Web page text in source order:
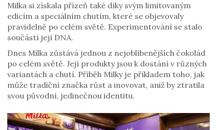
Milka si získala přízeň také díky svým limitovaným
edicím a speciálním chutím, které se objevovaly
pravidelně po celém světě. Experimentování se stalo
součástí její DNA.
Dnes Milka zůstává jednou z nejoblíbenějších čokolád
po celém světě. Její produkty jsou k dostání v různých
variantách a chutí. Příběh Milky je příkladem toho, jak
může tradiční značka růst a inovovat, aniž by ztratila
svou původní, jedinečnou identitu.